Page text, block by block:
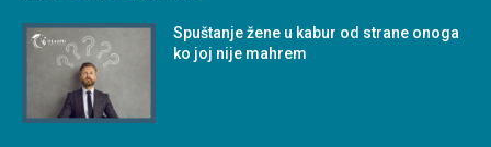
Spuštanje žene u kabur od strane onoga
ko joj nije mahrem